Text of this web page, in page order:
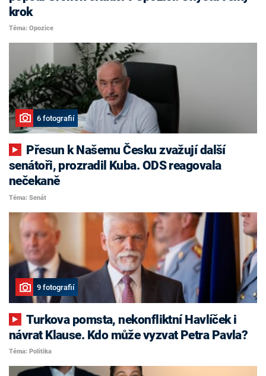
krok
Téma: Opozice
6 fotografií
senátoři, prozradil Kuba. ODS reagovala
nečekaně
Téma: Senát
9 fotografií
Turkova pomsta, nekonfliktní Havlíček i
návrat Klause. Kdo může vyzvat Petra Pavla?
Téma: Politika